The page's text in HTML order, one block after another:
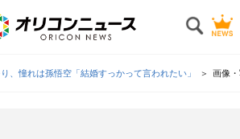
、憧れは孫悟空「結婚すっかって言われたい」 画像